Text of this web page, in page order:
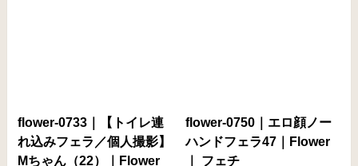
flower-0733｜【トイレ連
れ込みフェラ／個人撮影】
Mちゃん（22）｜Flower
flower-0750｜エロ顔ノー
ハンドフェラ47｜Flower
｜ フェチ